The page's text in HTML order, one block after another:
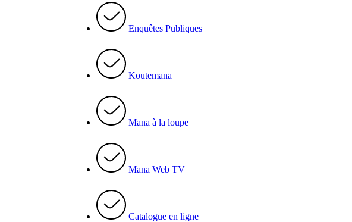
Enquêtes Publiques
Koutemana
Mana à la loupe
Mana Web TV
Catalogue en ligne